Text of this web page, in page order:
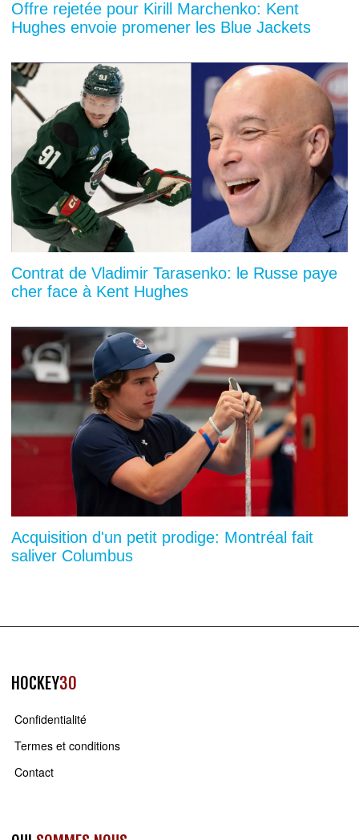
Offre rejetée pour Kirill Marchenko: Kent
Hughes envoie promener les Blue Jackets
Contrat de Vladimir Tarasenko: le Russe paye
cher face à Kent Hughes
Acquisition d'un petit prodige: Montréal fait
saliver Columbus
HOCKEY30
Confidentialité
Termes et conditions
Contact